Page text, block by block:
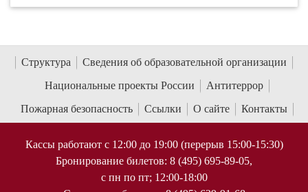
Структура
Сведения об образовательной организации
Национальные проекты России
Антитеррор
Пожарная безопасность
Ссылки О сайте Контакты
Кассы работают с 12:00 до 19:00 (перерыв 15:00-15:30)
Бронирование билетов: 8 (495) 695-89-05,
с пн по пт; 12:00-18:00